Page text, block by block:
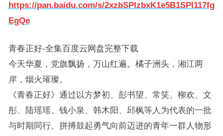
https://pan.baidu.com/s/2xzbSPIzbxK1e5B1SPI117fg
EgQe
青春正好-全集百度云网盘完整下载
今天华夏，党旗飘扬，万山红遍。橘子洲头，湘江两
岸，烟火璀璨。
《青春正好》通过以方梦初、彭书望、常笑、柳欢、文
彤、陆瑶瑶、钱小泉、韩木阳、邱枫等人为代表的一批
与时期同行、拼搏鼓起勇气向前迈进的青年一群人物形